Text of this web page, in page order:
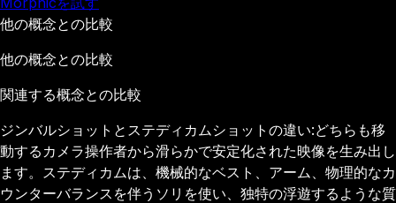
他の概念との比較
他の概念との比較
関連する概念との比較
ジンバルショットとステディカムショットの違い:どちらも移
動するカメラ操作者から滑らかで安定化された映像を生み出し
ます。ステディカムは、機械的なベスト、アーム、物理的なカ
ウンターバランスを伴うソリを使い、独特の浮遊するような質